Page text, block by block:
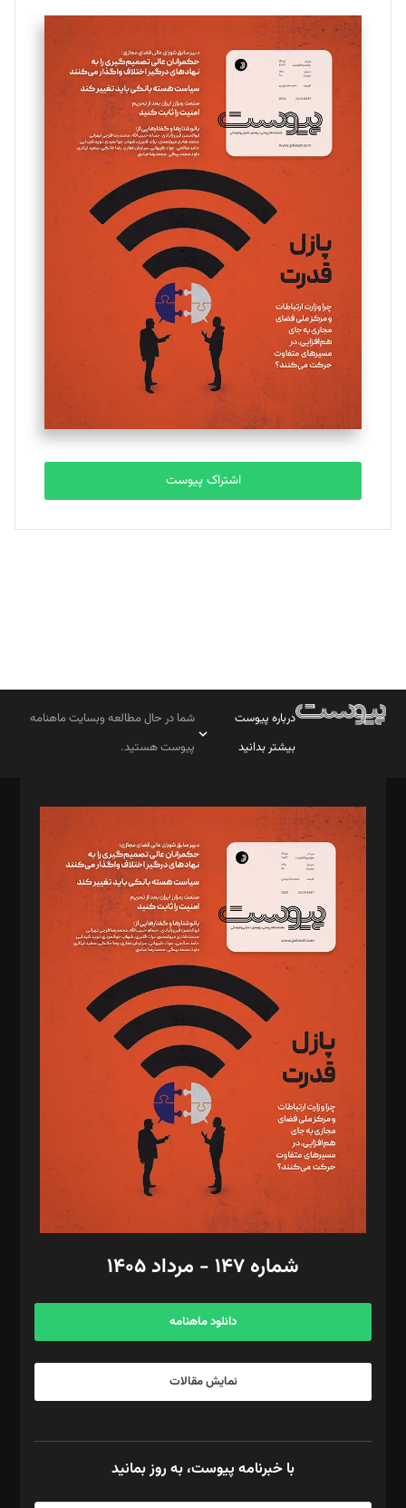
تحریریه
سروش کرمیان
تحریریه
مینا پاکدل
یسنا امان‌پور
تحریریه
ملینا جعفری
تحریریه
مصطفی مسجدی آرانی
تحریریه
بابک نقاش
تحریریه
اشتراک پیوست
درباره پیوست
بیشتر بدانید
شما در حال مطالعه وبسایت ماهنامه
پیوست هستید.
مدیر مسئول: محمدباقر اثنی‌عشری
سردبیر: مهرک محمودی
دبیر تحریریه: میثم قاسمی
د‌بیر ناداستان: سمانه سمیع
د‌بیر خدمت و تجارت: ابوالفضل رجبی
د‌بیر حقوق فناوری: حسام‌الدین ایپکچی
د‌بیر پیوست جهان: مینا پاکدل
د‌بیر تحریریه آنلاین: بابک نقاش
تحریریه‌: مجتبی محمود‌ی، آرش برهمند، یسنا امان‌پور، سروش کرمیان،
مصطفی مسجدی آرانی، ابوالفضل رجبی، زهرا فکرانه، فائزه فتحی
رستمی،مصطفی باستان
ویرایش: نگار استاد‌‌آقا
طراح یونیفرم: مجید توکلی
فیلمبرداری و عکاسی: امیر شفیعی، مانی لطفی زاده
گرافیک و صفحه‌آرایی: سید‌سبحان‌علی ثابت
مد‌یر توسعه تجاری: کامبیز برید‌
امور مالی: شاپور رهبری، محمد‌ کاظمی‌نیا
آگهی و مشترکین: ۰۹۱۹۹۹۹۰۴۵۴
شماره ۱۴۷ - مرداد ۱۴۰۵
دانلود ماهنامه
نمایش مقالات
با خبرنامه پیوست، به روز بمانید